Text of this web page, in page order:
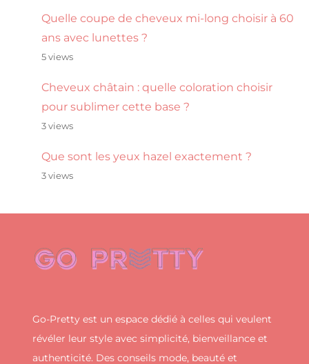
Quelle coupe de cheveux mi-long choisir à 60
ans avec lunettes ?
5 views
Cheveux châtain : quelle coloration choisir
pour sublimer cette base ?
3 views
Que sont les yeux hazel exactement ?
3 views
Go-Pretty est un espace dédié à celles qui veulent
révéler leur style avec simplicité, bienveillance et
authenticité. Des conseils mode, beauté et